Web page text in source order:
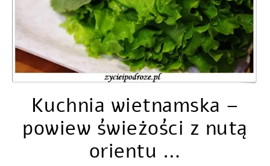
Kuchnia wietnamska –
powiew świeżości z nutą
orientu …